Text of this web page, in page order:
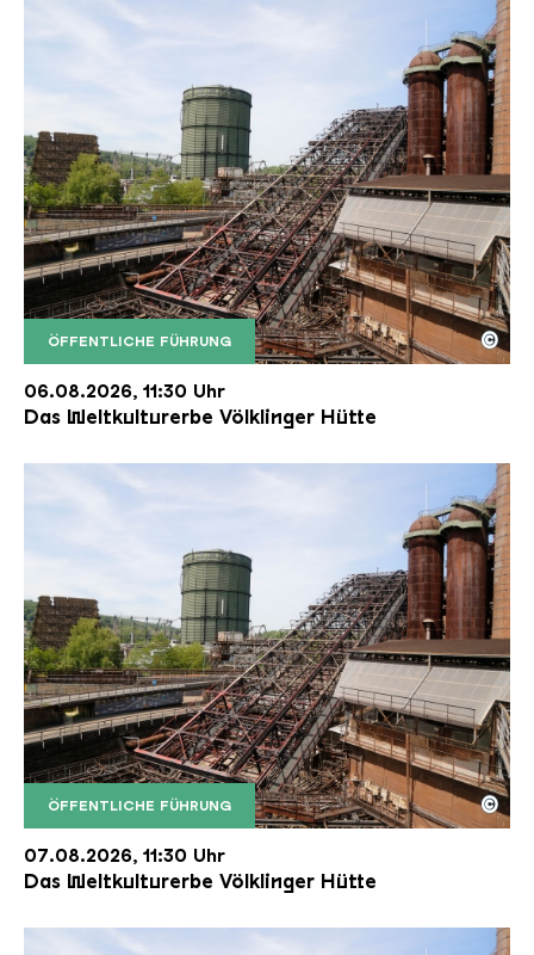
ÖFFENTLICHE FÜHRUNG
Der Erzschrägaufzug der Völklinger Hütte mit
Copyright: Weltkulturerbe Völklinger Hütte | Karl
©
06.08.2026, 11:30 Uhr
Das Weltkulturerbe Völklinger Hütte
ÖFFENTLICHE FÜHRUNG
Der Erzschrägaufzug der Völklinger Hütte mit
Copyright: Weltkulturerbe Völklinger Hütte | Karl
©
07.08.2026, 11:30 Uhr
Das Weltkulturerbe Völklinger Hütte